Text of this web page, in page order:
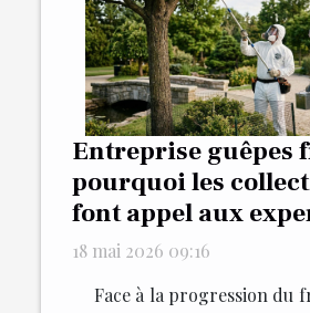
Entreprise guêpes
pourquoi les
font appel aux
18 mai 2026 09:16
Face à la progression du